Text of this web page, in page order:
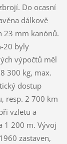
Do ocasní
dálkově
23 mm kanónů.
20 byly
výpočtů měl
300 kg, max.
dostup
resp. 2 700 km
vzletu a
1 200 m. Vývoj
zastaven,